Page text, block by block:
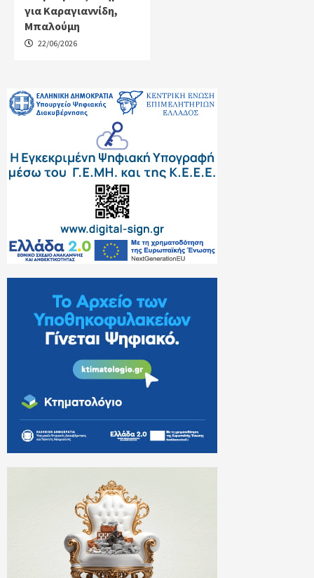
για Καραγιαννίδη,
Μπαλούμη
22/06/2026